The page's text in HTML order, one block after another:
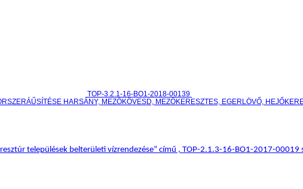
TOP-3.2.1-16-BO1-2018-00139
HARSÁNY, MEZŐKÖVESD, MEZŐKERESZTES, EGERLÖVŐ,
települések belterületi vízrendezése” című , TOP-2.1.3-16-BO1-2017-00019